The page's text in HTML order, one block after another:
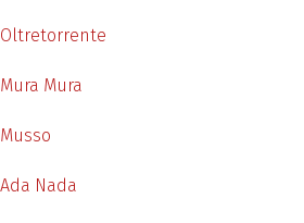
Oltretorrente
Mura Mura
Musso
Ada Nada